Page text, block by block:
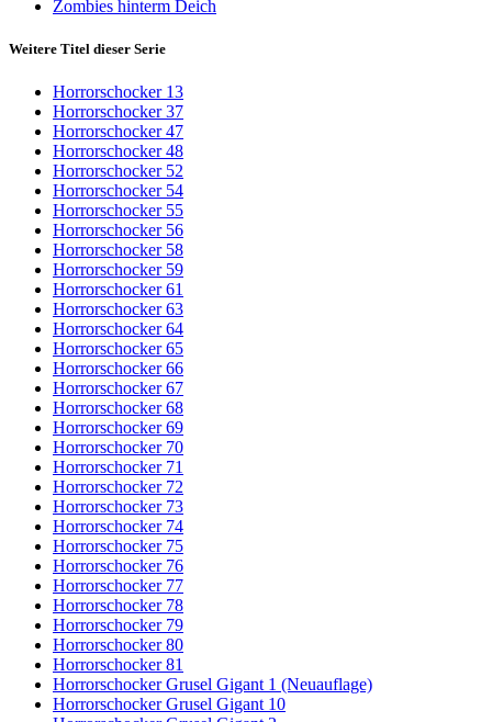
Zombies hinterm Deich
Weitere Titel dieser Serie
Horrorschocker 13
Horrorschocker 37
Horrorschocker 47
Horrorschocker 48
Horrorschocker 52
Horrorschocker 54
Horrorschocker 55
Horrorschocker 56
Horrorschocker 58
Horrorschocker 59
Horrorschocker 61
Horrorschocker 63
Horrorschocker 64
Horrorschocker 65
Horrorschocker 66
Horrorschocker 67
Horrorschocker 68
Horrorschocker 69
Horrorschocker 70
Horrorschocker 71
Horrorschocker 72
Horrorschocker 73
Horrorschocker 74
Horrorschocker 75
Horrorschocker 76
Horrorschocker 77
Horrorschocker 78
Horrorschocker 79
Horrorschocker 80
Horrorschocker 81
Horrorschocker Grusel Gigant 1 (Neuauflage)
Horrorschocker Grusel Gigant 10